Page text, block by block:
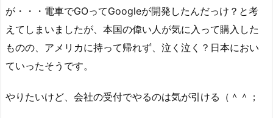
が・・・電車でGOってGoogleが開発したんだっけ？と考
えてしまいましたが、本国の偉い人が気に入って購入した
ものの、アメリカに持って帰れず、泣く泣く？日本におい
ていったそうです。
やりたいけど、会社の受付でやるのは気が引ける（＾＾；